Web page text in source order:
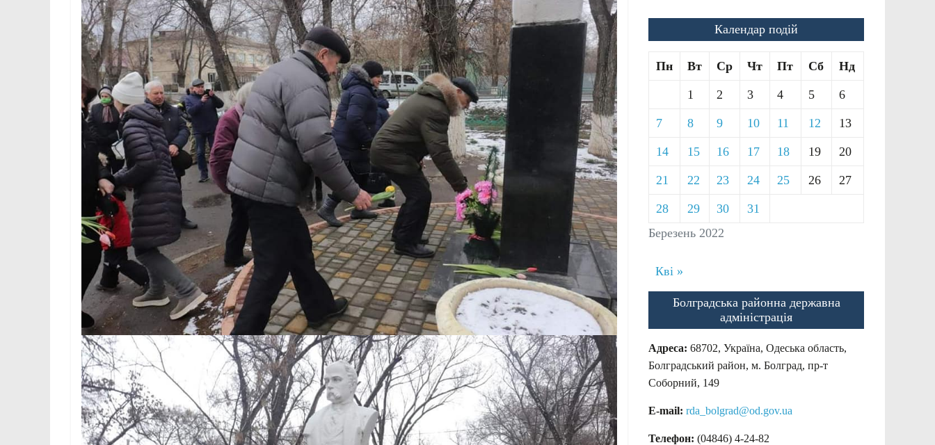
Календар подій
Березень 2022
Пн Вт Ср Чт Пт Сб Нд
1 2 3 4 5 6
7 8 9 10 11 12 13
14 15 16 17 18 19 20
21 22 23 24 25 26 27
28 29 30 31
Кві »
Болградська районна державна
адміністрація
Адреса: 68702, Україна, Одеська область,
Болградський район, м. Болград, пр-т
Соборний, 149
E-mail: rda_bolgrad@od.gov.ua
Телефон: (04846) 4-24-82